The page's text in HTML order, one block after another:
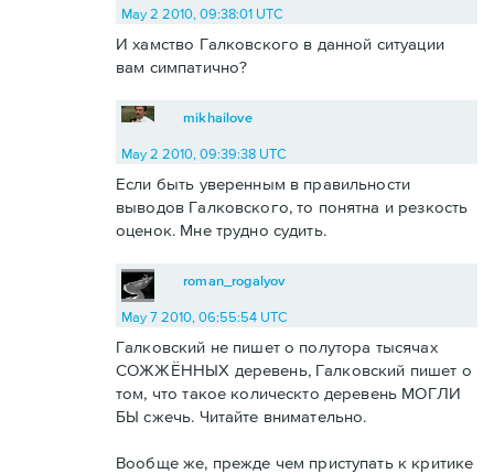
May 2 2010, 09:38:01 UTC
И хамство Галковского в данной ситуации
вам симпатично?
mikhailove
May 2 2010, 09:39:38 UTC
Если быть уверенным в правильности
выводов Галковского, то понятна и резкость
оценок. Мне трудно судить.
roman_rogalyov
May 7 2010, 06:55:54 UTC
Галковский не пишет о полутора тысячах
СОЖЖЁННЫХ деревень, Галковский пишет о
том, что такое колическто деревень МОГЛИ
БЫ сжечь. Читайте внимательно.
Вообще же, прежде чем приступать к критике